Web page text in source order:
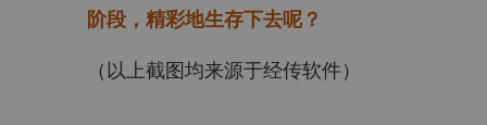
阶段，精彩地生存下去呢？
（以上截图均来源于经传软件）